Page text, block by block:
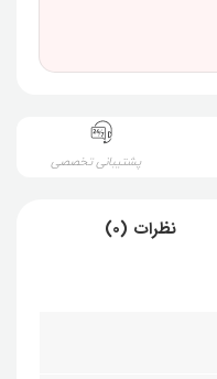
پشتیبانی تخصصی
نظرات (0)